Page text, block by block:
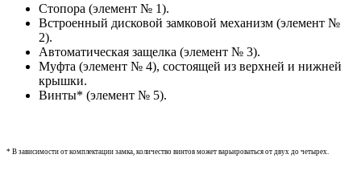
Стопора (элемент № 1).
Встроенный дисковой замковой механизм (элемент №
2).
Автоматическая защелка (элемент № 3).
Муфта (элемент № 4), состоящей из верхней и нижней
крышки.
Винты* (элемент № 5).
* В зависимости от комплектации замка, количество винтов может варьироваться от двух до четырех.